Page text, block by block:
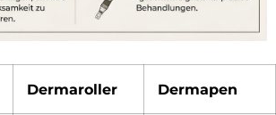
Dermaroller Dermapen